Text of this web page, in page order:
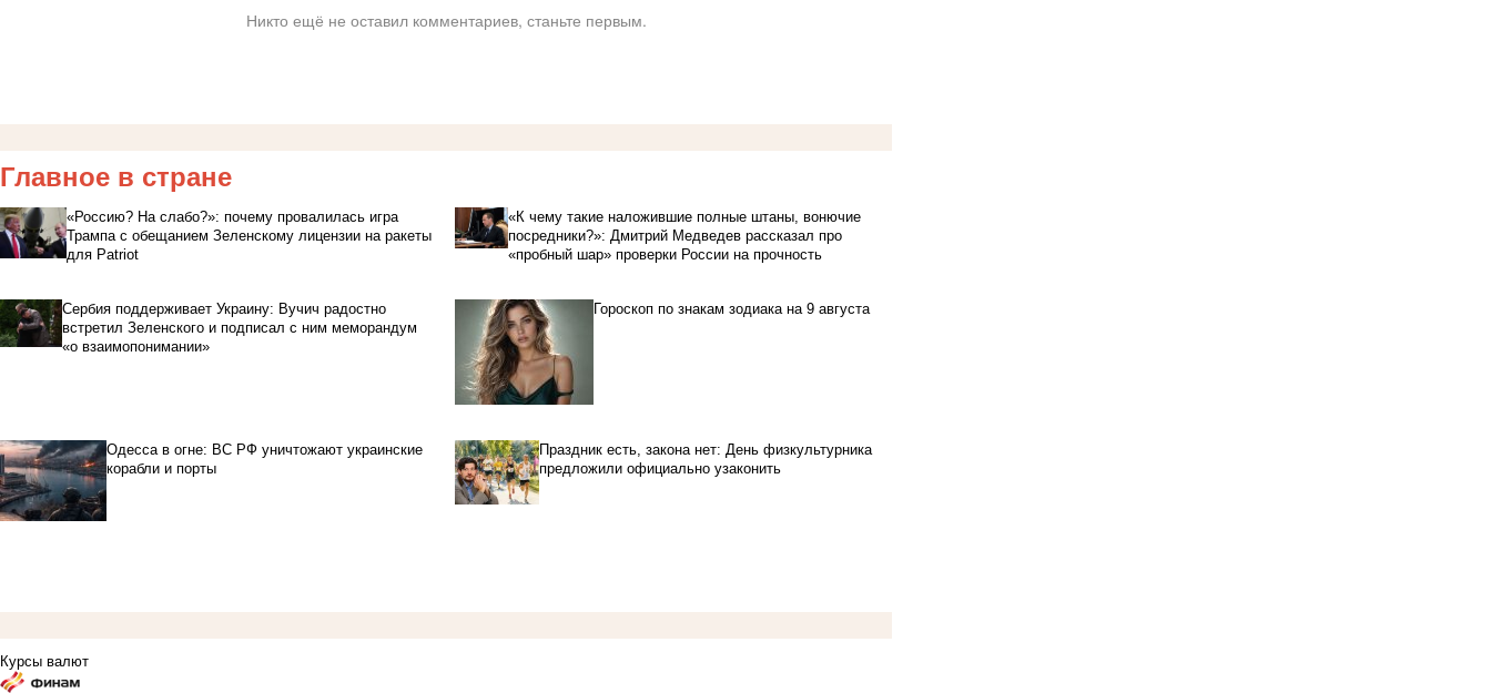
Никто ещё не оставил комментариев, станьте первым.
Главное в стране
«Россию? На слабо?»: почему провалилась игра
Трампа с обещанием Зеленскому лицензии на ракеты
для Patriot
«К чему такие наложившие полные штаны, вонючие
посредники?»: Дмитрий Медведев рассказал про
«пробный шар» проверки России на прочность
Сербия поддерживает Украину: Вучич радостно
встретил Зеленского и подписал с ним меморандум
«о взаимопонимании»
Гороскоп по знакам зодиака на 9 августа
Одесса в огне: ВС РФ уничтожают украинские
корабли и порты
Праздник есть, закона нет: День физкультурника
предложили официально узаконить
Курсы валют